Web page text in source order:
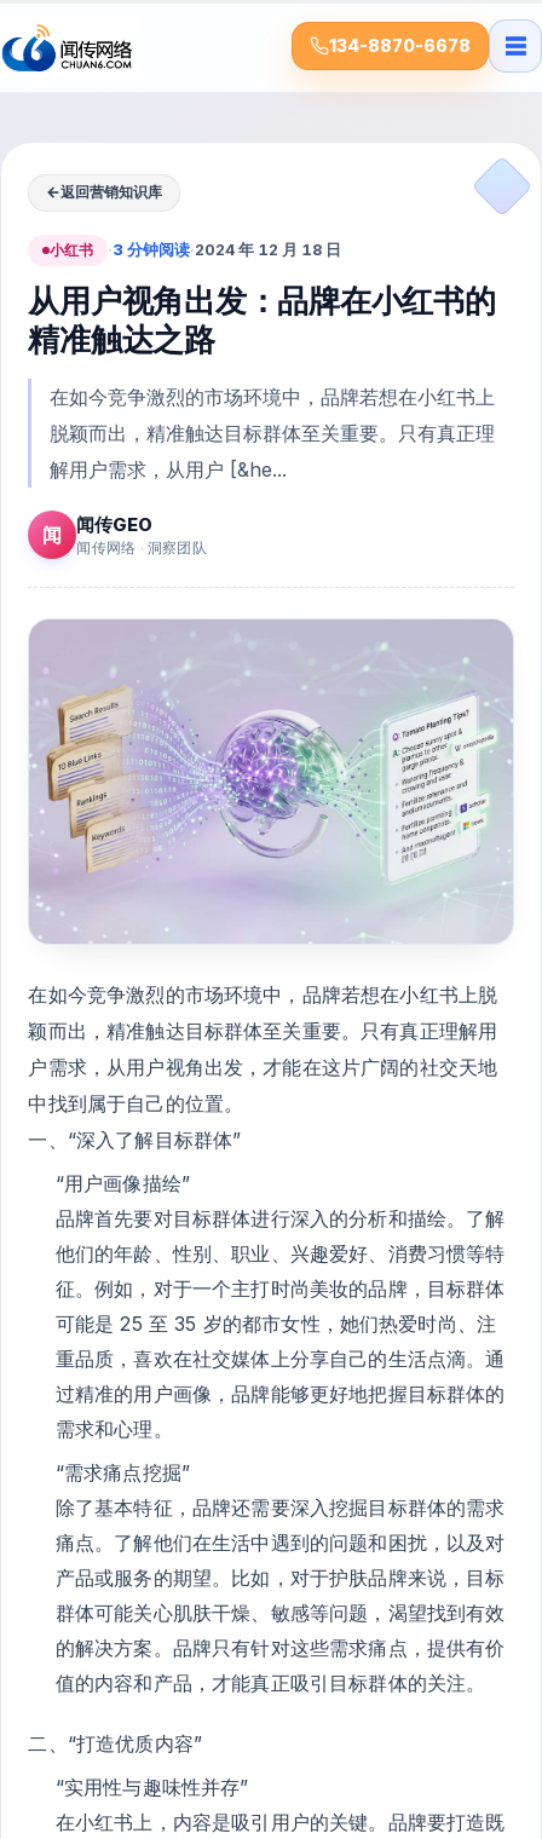
134-8870-6678 ☰
←返回营销知识库
小红书 ·3 分钟阅读·2024 年 12 月 18 日
从用户视角出发：品牌在小红书的
精准触达之路
在如今竞争激烈的市场环境中，品牌若想在小红书上
脱颖而出，精准触达目标群体至关重要。只有真正理
解用户需求，从用户 [&he...
闻 闻传GEO
闻传网络 · 洞察团队
在如今竞争激烈的市场环境中，品牌若想在小红书上脱
颖而出，精准触达目标群体至关重要。只有真正理解用
户需求，从用户视角出发，才能在这片广阔的社交天地
中找到属于自己的位置。
一、“深入了解目标群体”
“用户画像描绘”
品牌首先要对目标群体进行深入的分析和描绘。了解
他们的年龄、性别、职业、兴趣爱好、消费习惯等特
征。例如，对于一个主打时尚美妆的品牌，目标群体
可能是 25 至 35 岁的都市女性，她们热爱时尚、注
重品质，喜欢在社交媒体上分享自己的生活点滴。通
过精准的用户画像，品牌能够更好地把握目标群体的
需求和心理。
“需求痛点挖掘”
除了基本特征，品牌还需要深入挖掘目标群体的需求
痛点。了解他们在生活中遇到的问题和困扰，以及对
产品或服务的期望。比如，对于护肤品牌来说，目标
群体可能关心肌肤干燥、敏感等问题，渴望找到有效
的解决方案。品牌只有针对这些需求痛点，提供有价
值的内容和产品，才能真正吸引目标群体的关注。
二、“打造优质内容”
“实用性与趣味性并存”
在小红书上，内容是吸引用户的关键。品牌要打造既